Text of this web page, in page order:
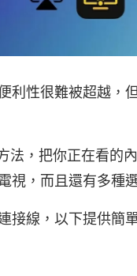
性很難被超越，
法，把你正在看的
，而且還有多種
線，以下提供簡